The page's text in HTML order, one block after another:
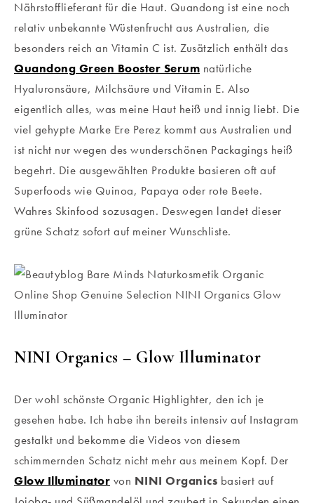
Nährstofflieferant für die Haut. Quandong ist eine noch
relativ unbekannte Wüstenfrucht aus Australien, die
besonders reich an Vitamin C ist. Zusätzlich enthält das
Quandong Green Booster Serum natürliche
Hyaluronsäure, Milchsäure und Vitamin E. Also
eigentlich alles, was meine Haut heiß und innig liebt. Die
viel gehypte Marke Ere Perez kommt aus Australien und
ist nicht nur wegen des wunderschönen Packagings heiß
begehrt. Die ausgewählten Produkte basieren oft auf
Superfoods wie Quinoa, Papaya oder rote Beete.
Wahres Skinfood sozusagen. Deswegen landet dieser
grüne Schatz sofort auf meiner Wunschliste.
NINI Organics – Glow Illuminator
Der wohl schönste Organic Highlighter, den ich je
gesehen habe. Ich habe ihn bereits intensiv auf Instagram
gestalkt und bekomme die Videos von diesem
schimmernden Schatz nicht mehr aus meinem Kopf. Der
Glow Illuminator von NINI Organics basiert auf